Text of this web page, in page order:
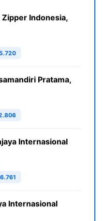
Indonesia,
Pratama,
Internasional
Internasional